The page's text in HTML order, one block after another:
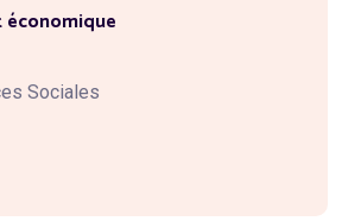
économique
Sociales